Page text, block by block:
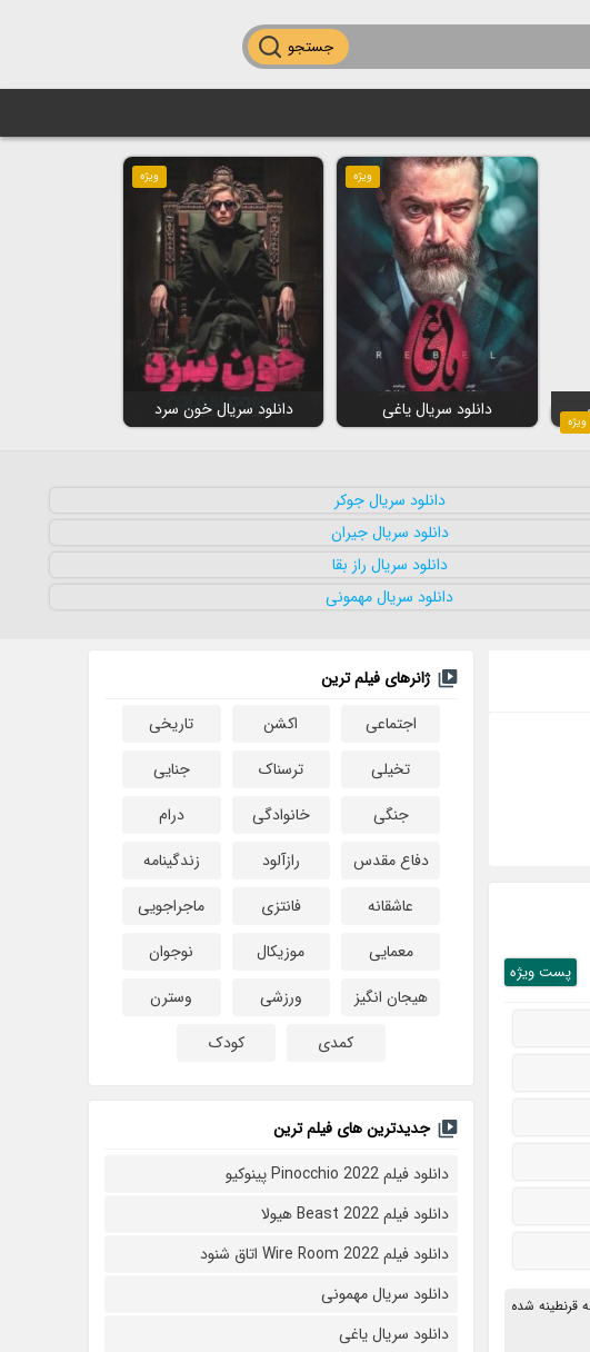
جستجو
ویژه
ویژه
دانلود سریال یاغی
ویژه
دانلود سریال خون سرد
پست ويژه
قرنطینه شده
ژانرهای فیلم ترین
اجتماعی
اکشن
تاریخی
تخیلی
ترسناک
جنایی
جنگی
خانوادگی
درام
دفاع مقدس
رازآلود
زندگینامه
عاشقانه
فانتزی
ماجراجویی
معمایی
موزیکال
نوجوان
هیجان انگیز
ورزشی
وسترن
کمدی
کودک
جدیدترین های فیلم ترین
دانلود فیلم Pinocchio 2022 پینوکیو
دانلود فیلم Beast 2022 هیولا
دانلود فیلم Wire Room 2022 اتاق شنود
دانلود سریال مهمونی
دانلود سریال یاغی